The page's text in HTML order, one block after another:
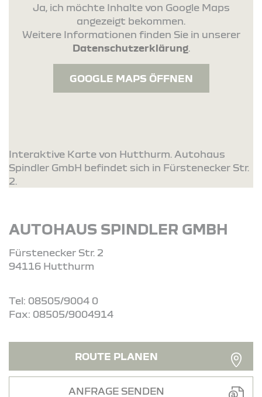
Ja, ich möchte Inhalte von Google Maps
angezeigt bekommen.
Weitere Informationen finden Sie in unserer
Datenschutzerklärung.
GOOGLE MAPS ÖFFNEN
Interaktive Karte von Hutthurm. Autohaus
Spindler GmbH befindet sich in Fürstenecker Str.
2.
AUTOHAUS SPINDLER GMBH
Fürstenecker Str. 2
94116 Hutthurm
Tel: 08505/9004 0
Fax: 08505/9004914
ROUTE PLANEN
ANFRAGE SENDEN